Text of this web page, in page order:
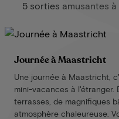
5 sorties amusantes
Journée à Maastricht
Une journée à Maastricht,
mini-vacances à l'étranger.
terrasses, de magnifiques
atmosphère chaleureuse.